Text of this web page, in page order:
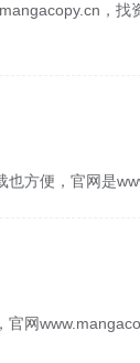
，找
方便，官网是
网